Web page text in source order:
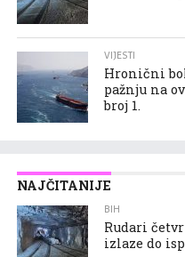
VIJESTI
Hronični
pažnju na
broj 1.
NAJČITANIJE
BIH
Rudari
izlaze do